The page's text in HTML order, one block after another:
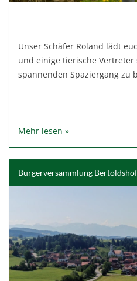
Unser Schäfer Roland lädt
und einige tierische
spannenden Spaziergang zu
Mehr lesen »
Bürgerversammlung